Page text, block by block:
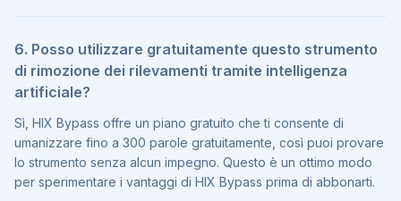
6. Posso utilizzare gratuitamente questo strumento
di rimozione dei rilevamenti tramite intelligenza
artificiale?
Sì, HIX Bypass offre un piano gratuito che ti consente di
umanizzare fino a 300 parole gratuitamente, così puoi provare
lo strumento senza alcun impegno. Questo è un ottimo modo
per sperimentare i vantaggi di HIX Bypass prima di abbonarti.